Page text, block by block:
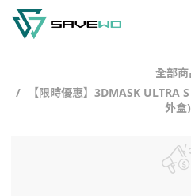
全部
【限時優惠】3DMASK ULTRA
外盒)